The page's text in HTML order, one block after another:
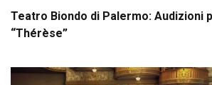
Teatro Biondo di Palermo: Audizioni
“Thérèse”